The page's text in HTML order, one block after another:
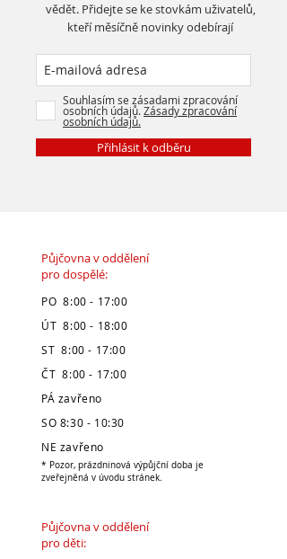
vědět. Přidejte se ke stovkám uživatelů,
kteří měsíčně novinky odebírají
Souhlasím se zásadami zpracování
osobních údajů.Zásady zpracování
osobních údajů.
Přihlásit k odběru
Půjčovna v oddělení
pro dospělé:
PO 8:00 - 17:00
ÚT 8:00 - 18:00
ST 8:00 - 17:00
ČT 8:00 - 17:00
PÁ zavřeno
SO 8:30 - 10:30
NE zavřeno
* Pozor, prázdninová výpůjční doba je
zveřejněná v úvodu stránek.
Půjčovna v oddělení
pro děti: